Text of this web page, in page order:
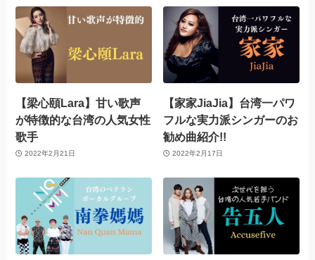
【梁心頤Lara】甘い歌声
が特徴的な台湾の人気女性
歌手
2022年2月21日
【家家JiaJia】台湾一パワ
フルな実力派シンガーのお
勧め曲紹介!!
2022年2月17日